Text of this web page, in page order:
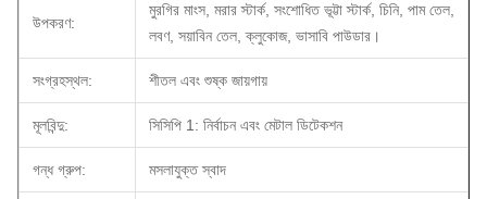
উপকরণ:
মুরগির মাংস, মরার স্টার্ক, সংশোধিত ভূট্টা স্টার্ক, চিনি, পাম তেল,
লবণ, সয়াবিন তেল, ক্লুকোজ, ভাসাবি পাউডার।
সংগ্রহস্থল: শীতল এবং শুষ্ক জায়গায়
মূলবিন্দু: সিসিপি 1: নির্বাচন এবং মেটাল ডিটেকশন
গন্ধ গ্রুপ: মসলাযুক্ত স্বাদ